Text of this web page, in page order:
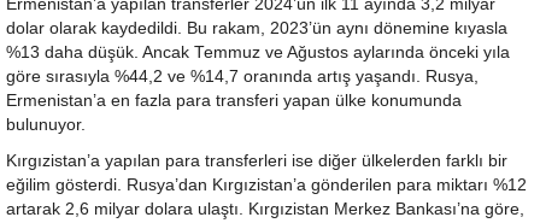
Ermenistan’a yapılan transferler 2024’ün ilk 11 ayında 3,2 milyar
dolar olarak kaydedildi. Bu rakam, 2023’ün aynı dönemine kıyasla
%13 daha düşük. Ancak Temmuz ve Ağustos aylarında önceki yıla
göre sırasıyla %44,2 ve %14,7 oranında artış yaşandı. Rusya,
Ermenistan’a en fazla para transferi yapan ülke konumunda
bulunuyor.
Kırgızistan’a yapılan para transferleri ise diğer ülkelerden farklı bir
eğilim gösterdi. Rusya’dan Kırgızistan’a gönderilen para miktarı %12
artarak 2,6 milyar dolara ulaştı. Kırgızistan Merkez Bankası’na göre,